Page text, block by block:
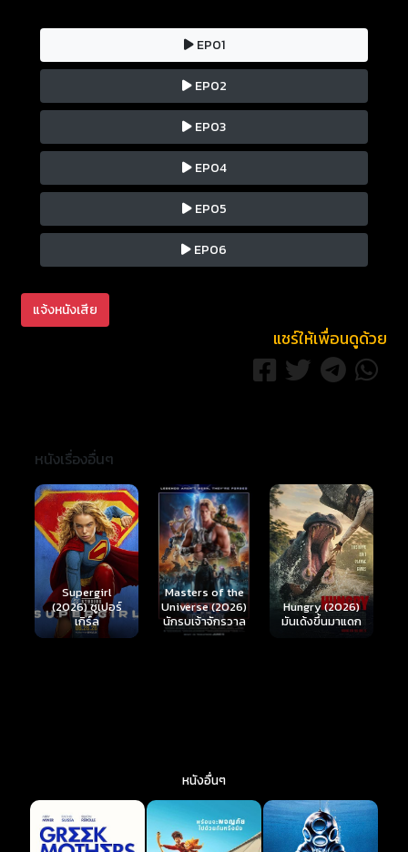
EP01
EP02
EP03
EP04
EP05
EP06
แจ้งหนังเสีย
แชร์ให้เพื่อนดูด้วย
หนังเรื่องอื่นๆ
Masters of the
Universe (2026)
นักรบเจ้าจักรวาล
Hungry (2026)
มันเด้งขึ้นมาแดก
Ready or Not 2:
Here I Come
(2026) เกมพร้อม
ตาย 2
หนังอื่นๆ